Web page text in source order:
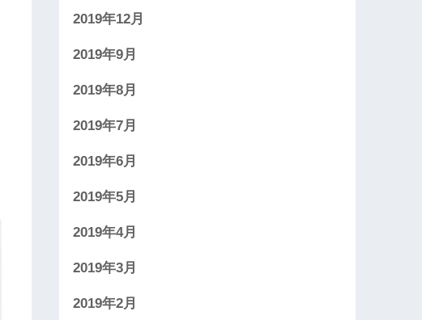
2019年12月
2019年9月
2019年8月
2019年7月
2019年6月
2019年5月
2019年4月
2019年3月
2019年2月